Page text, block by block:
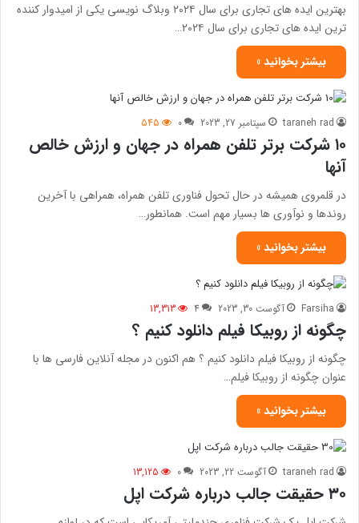
بهترین ایده های تجاری برای سال ۲۰۲۴ وبلاگ نویسی یکی از امیدوار کننده
ترین ایده های تجاری برای سال ۲۰۲۴…
بیشتر بخوانید »
taraneh rad سپتامبر 27, 2023 0
545
۱۰ شرکت برتر تلفن همراه در جهان و ارزش خالص
آنها
در قلمروی همیشه در حال تحول فناوری تلفن همراه، همراهی با آخرین
روندها و نوآوری ها بسیار مهم است. همانطور…
بیشتر بخوانید »
Farsiha آگوست 30, 2023 4
13,313
چگونه از روبیکا فیلم دانلود کنیم ؟
چگونه از روبیکا فیلم دانلود کنیم ؟ هم اکنون در مجله آنلاین فارسی ها با
عنوان چگونه از روبیکا فیلم…
بیشتر بخوانید »
taraneh rad آگوست 22, 2023 0
13,125
۳۰ حقیقت جالب درباره شرکت اپل